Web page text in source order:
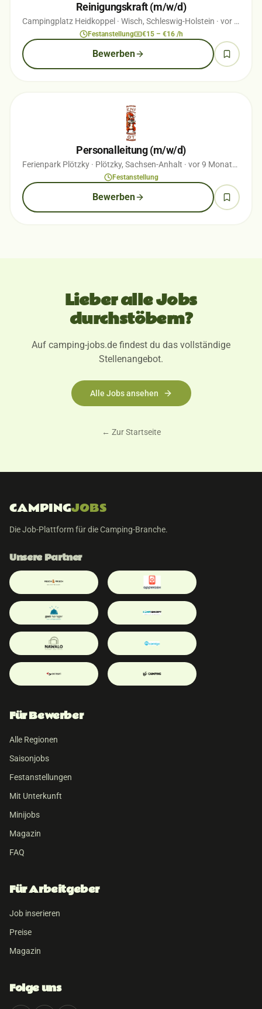
Reinigungskraft (m/w/d)
Campingplatz Heidkoppel · Wisch, Schleswig-Holstein · vor 2 Monaten
Festanstellung €15 – €16 /h
Bewerben
Personalleitung (m/w/d)
Ferienpark Plötzky · Plötzky, Sachsen-Anhalt · vor 9 Monaten
Festanstellung
Bewerben
Lieber alle Jobs
durchstöbern?
Auf camping-jobs.de findest du das vollständige
Stellenangebot.
Alle Jobs ansehen
← Zur Startseite
CAMPINGJOBS
Die Job-Plattform für die Camping-Branche.
Unsere Partner
Für Bewerber
Alle Regionen
Saisonjobs
Festanstellungen
Mit Unterkunft
Minijobs
Magazin
FAQ
Für Arbeitgeber
Job inserieren
Preise
Magazin
Folge uns